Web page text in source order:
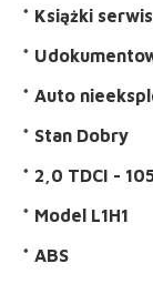
* Książki
*
* Auto
* Stan Dobry
* 2,0 TDCI -
* Model L1H1
* ABS